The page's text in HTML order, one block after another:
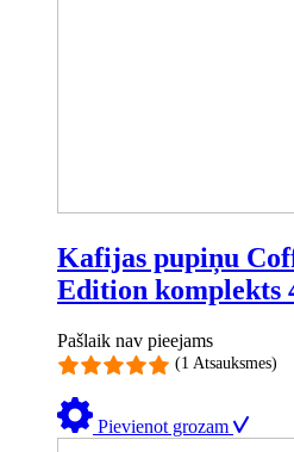
Kafijas pupiņu
Edition komplekts
Pašlaik nav pieejams
(1 Atsauksmes)
Pievienot grozam